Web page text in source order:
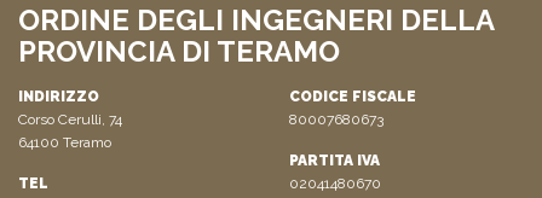
ORDINE DEGLI INGEGNERI DELLA
PROVINCIA DI TERAMO
INDIRIZZO
Corso Cerulli, 74
64100 Teramo
TEL
CODICE FISCALE
80007680673
PARTITA IVA
02041480670